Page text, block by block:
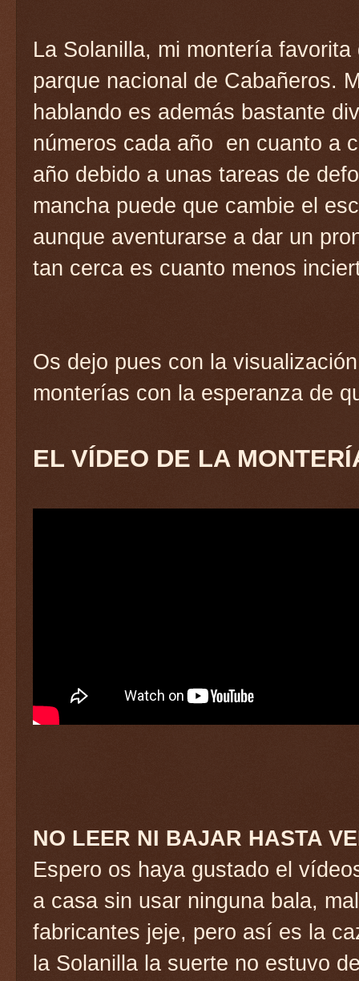
La Solanilla, mi montería
parque nacional de Cabañeros.
hablando es además bastante
números cada año en cuanto a
año debido a unas tareas de
mancha puede que cambie el
aunque aventurarse a dar un
tan cerca es cuanto menos
Os dejo pues con la
monterías con la esperanza de
EL VÍDEO DE LA
NO LEER NI BAJAR HASTA
Espero os haya gustado el
a casa sin usar ninguna bala,
fabricantes jeje, pero así es la
la Solanilla la suerte no estuvo